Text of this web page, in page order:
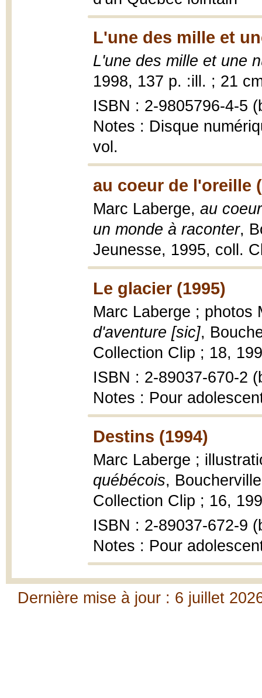
L'une des mille et
L'une des mille et une
1998, 137 p. :ill. ; 21
ISBN : 2-9805796-4-5
Notes : Disque
vol.
au coeur de l'oreille
Marc Laberge, au
un monde à raconter,
Jeunesse, 1995, coll.
Le glacier (1995)
Marc Laberge ; photos
d'aventure [sic],
Collection Clip ; 18,
ISBN : 2-89037-670-2
Notes : Pour
Destins (1994)
Marc Laberge ;
québécois,
Collection Clip ; 16,
ISBN : 2-89037-672-9
Notes : Pour
Dernière mise à jour : 6 juillet